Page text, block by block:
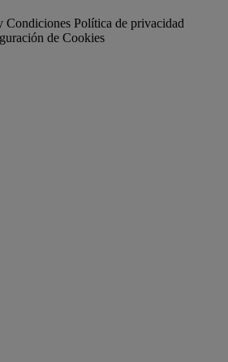
Condiciones Política de privacidad
de Cookies